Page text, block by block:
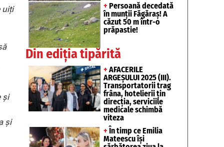
uiți
și
și
+ Persoană decedată
în munții Făgăraș! A
căzut 50 m într-o
prăpastie!
Din ediția tipărită
+ AFACERILE
ARGEȘULUI 2025 (III).
Transportatorii trag
frâna, hotelierii țin
direcția, serviciile
medicale schimbă
viteza
+ În timp ce Emilia
Mateescu își